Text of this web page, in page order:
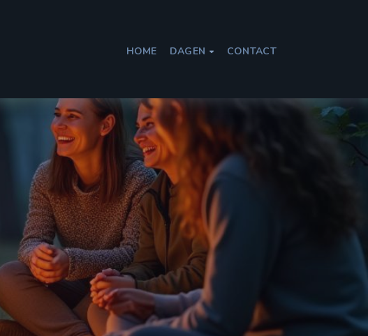
HOME DAGEN  CONTACT